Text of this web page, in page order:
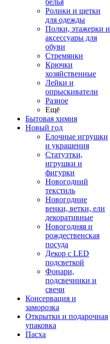
белья
Ролики и щетки
для одежды
Полки, этажерки и
аксессуары для
обуви
Стремянки
Крючки
хозяйственные
Лейки и
опрыскиватели
Разное
Ещё
Бытовая химия
Новый год
Елочные игрушки
и украшения
Статуэтки,
игрушки и
фигурки
Новогодний
текстиль
Новогодние
венки, ветки, ели
декоративные
Новогодняя и
рождественская
посуда
Декор с LED
подсветкой
Фонари,
подсвечники и
свечи
Консервация и
заморозка
Открытки и подарочная
упаковка
Пасха